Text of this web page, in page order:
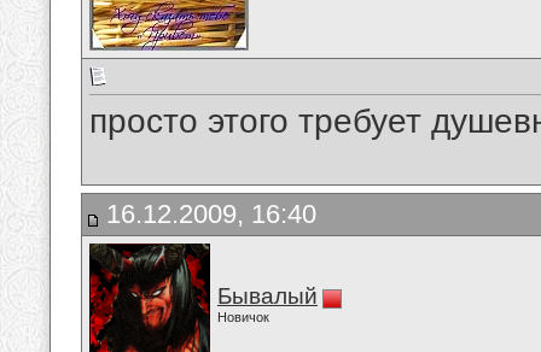
просто этого требует
16.12.2009, 16:40
Бывалый
Новичок